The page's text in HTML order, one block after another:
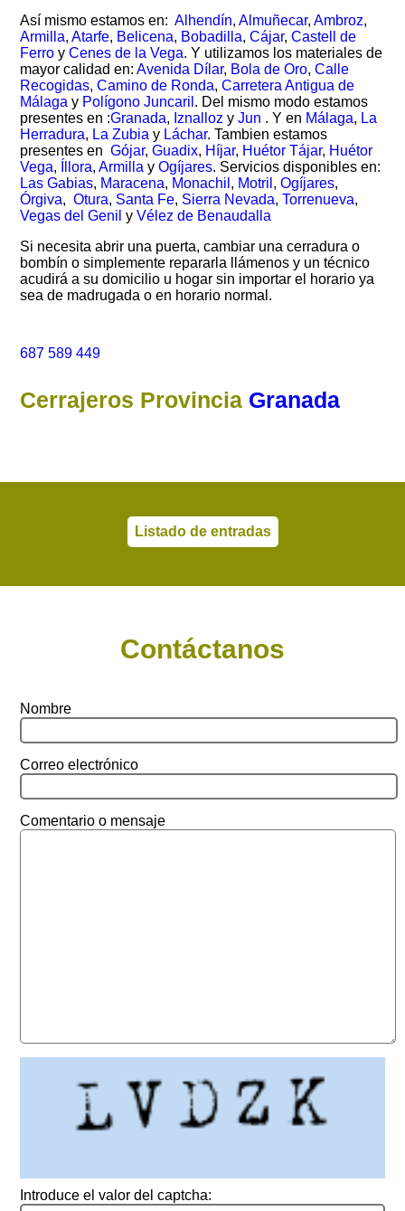
Así mismo estamos en:Alhendín,Almuñecar,Ambroz,
Armilla,Atarfe, Belicena, Bobadilla,Cájar,Castell de
Ferro yCenes de la Vega. Y utilizamos los materiales de
mayor calidad en:Avenida Dílar, Bola de Oro,Calle
Recogidas,Camino de Ronda,Carretera Antigua de
Málaga y Polígono Juncaril . Del mismo modo estamos
presentes en :Granada, Iznalloz yJun . Y en Málaga, La
Herradura, La Zubia y Láchar. Tambien estamos
presentes enGójar,Guadix, Híjar, Huétor Tájar, Huétor
Vega, Íllora,Armilla yOgíjares. Servicios disponibles en:
Las Gabias, Maracena, Monachil , Motril ,Ogíjares,
Órgiva,Otura, Santa Fe, Sierra Nevada,Torrenueva,
Vegas del Genil yVélez de Benaudalla
Si necesita abrir una puerta, cambiar una cerradura o
bombín o simplemente repararla llámenos y un técnico
acudirá a su domicilio u hogar sin importar el horario ya
sea de madrugada o en horario normal.
687 589 449
Cerrajeros Provincia Granada
Listado de entradas
Contáctanos
Nombre
Correo electrónico
Comentario o mensaje
Introduce el valor del captcha: